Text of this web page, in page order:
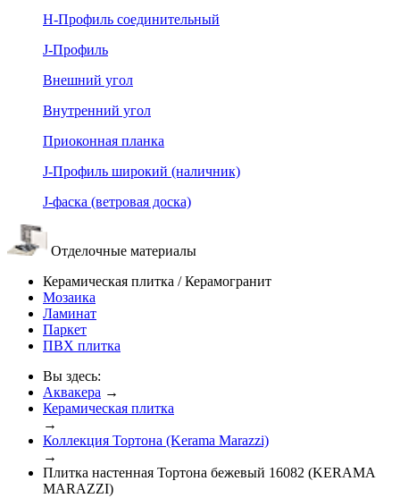
Н-Профиль соединительный
J-Профиль
Внешний угол
Внутренний угол
Приоконная планка
J-Профиль широкий (наличник)
J-фаска (ветровая доска)
Отделочные материалы
Керамическая плитка / Керамогранит
Мозаика
Ламинат
Паркет
ПВХ плитка
Вы здесь:
Аквакера →
Керамическая плитка
→
Коллекция Тортона (Kerama Marazzi)
→
Плитка настенная Тортона бежевый 16082 (KERAMA
MARAZZI)